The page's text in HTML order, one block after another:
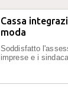
Cassa
moda
Soddisfatto
imprese e i